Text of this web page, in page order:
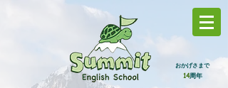
おかげさまで
14周年